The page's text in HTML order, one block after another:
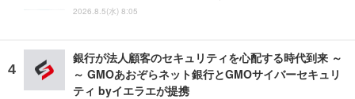
2026.8.5(水) 8:05
銀行が法人顧客のセキュリティを心配する時代到来 ～
～ GMOあおぞらネット銀行とGMOサイバーセキュリ
ティ byイエラエが提携